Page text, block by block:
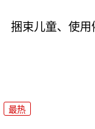
捆束儿童、使
最热